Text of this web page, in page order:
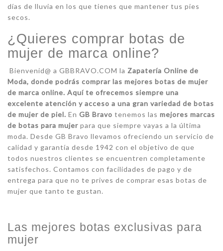
días de lluvia en los que tienes que mantener tus pies
secos.
¿Quieres comprar botas de
mujer de marca online?
Bienvenid@ a GBBRAVO.COM la Zapatería Online de
Moda, donde podrás comprar las mejores botas de mujer
de marca online. Aquí te ofrecemos siempre una
excelente atención y acceso a una gran variedad de botas
de mujer de piel. En GB Bravo tenemos las mejores marcas
de botas para mujer para que siempre vayas a la última
moda. Desde GB Bravo llevamos ofreciendo un servicio de
calidad y garantía desde 1942 con el objetivo de que
todos nuestros clientes se encuentren completamente
satisfechos. Contamos con facilidades de pago y de
entrega para que no te prives de comprar esas botas de
mujer que tanto te gustan.
Las mejores botas exclusivas para
mujer